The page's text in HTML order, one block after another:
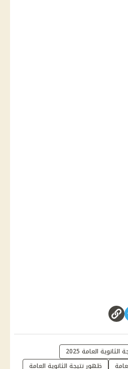
الثانوية العامة 2025
ظهور نتيجة الثانوية العامة